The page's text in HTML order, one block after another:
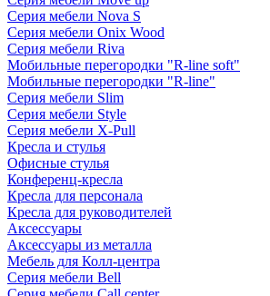
Серия мебели Nova S
Серия мебели Onix Wood
Серия мебели Riva
Мобильные перегородки "R-line soft"
Мобильные перегородки "R-line"
Серия мебели Slim
Серия мебели Style
Серия мебели X-Pull
Кресла и стулья
Офисные стулья
Конференц-кресла
Кресла для персонала
Кресла для руководителей
Аксессуары
Аксессуары из металла
Мебель для Колл-центра
Серия мебели Bell